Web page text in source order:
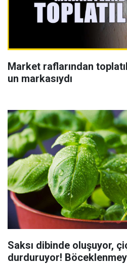
Market raflarından
un markasıydı
Saksı dibinde oluşuyor,
durduruyor!